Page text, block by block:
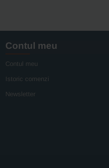
Contul meu
Contul meu
Istoric comenzi
Newsletter